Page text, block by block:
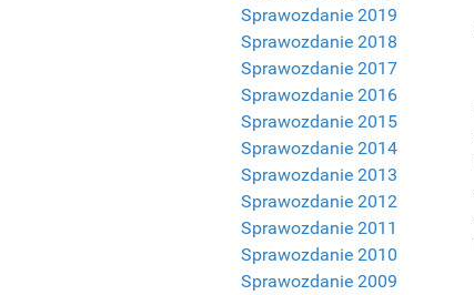
Sprawozdanie 2019
Sprawozdanie 2018
Sprawozdanie 2017
Sprawozdanie 2016
Sprawozdanie 2015
Sprawozdanie 2014
Sprawozdanie 2013
Sprawozdanie 2012
Sprawozdanie 2011
Sprawozdanie 2010
Sprawozdanie 2009